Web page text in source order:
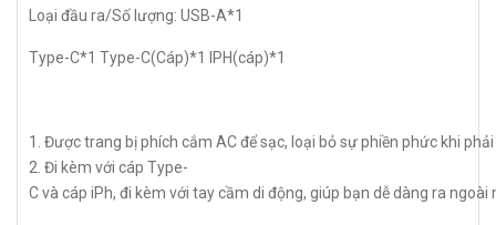
Loại đầu ra/Số lượng: USB-A*1
Type-C*1 Type-C(Cáp)*1 IPH(cáp)*1
1. Được trang bị phích cắm AC để sạc, loại bỏ sự phiền phức khi
2. Đi kèm với cáp Type-
C và cáp iPh, đi kèm với tay cầm di động, giúp bạn dễ dàng ra ngoài